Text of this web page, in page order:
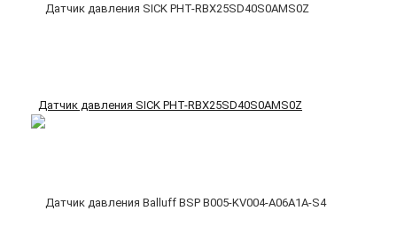
Датчик давления SICK PHT-RBX25SD40S0AMS0Z